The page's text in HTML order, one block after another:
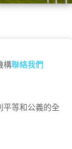
構聯絡我們
平等和公義的全